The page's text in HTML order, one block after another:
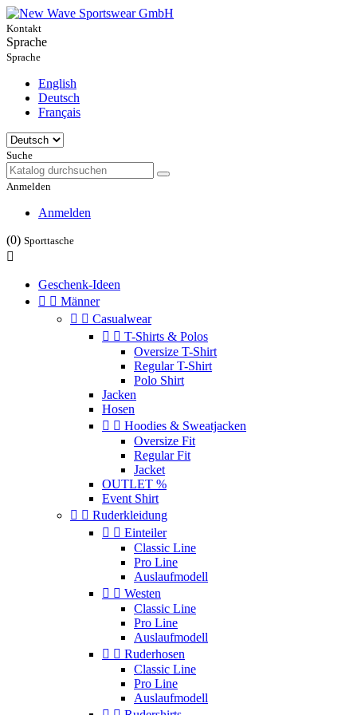
Kontakt
Sprache
Sprache
English
Deutsch
Français
Suche
Anmelden
Anmelden
(0) Sporttasche

Geschenk-Ideen
  Männer
  Casualwear
  T-Shirts & Polos
Oversize T-Shirt
Regular T-Shirt
Polo Shirt
Jacken
Hosen
  Hoodies & Sweatjacken
Oversize Fit
Regular Fit
Jacket
OUTLET %
Event Shirt
  Ruderkleidung
  Einteiler
Classic Line
Pro Line
Auslaufmodell
  Westen
Classic Line
Pro Line
Auslaufmodell
  Ruderhosen
Classic Line
Pro Line
Auslaufmodell